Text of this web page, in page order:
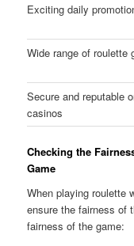
Exciting daily
Wide range of roulette
Secure and reputable
casinos
Checking the
Game
When playing roulette
ensure the fairness of
fairness of the game: